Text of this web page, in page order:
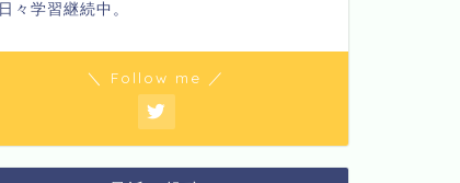
日々学習継続中。
＼ Follow me ／